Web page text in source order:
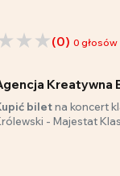
(0) 0 głosów
Kreatywna
biletna koncert
- Majestat